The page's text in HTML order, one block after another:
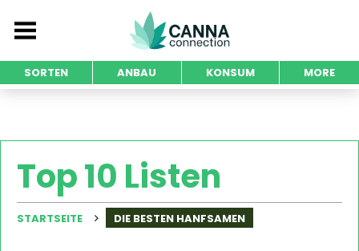
SORTEN ANBAU KONSUM MORE
Top 10 Listen
STARTSEITE DIE BESTEN HANFSAMEN